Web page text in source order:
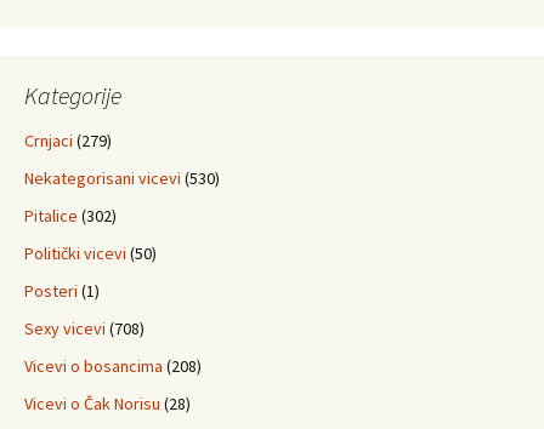
Kategorije
Crnjaci (279)
Nekategorisani vicevi (530)
Pitalice (302)
Politički vicevi (50)
Posteri (1)
Sexy vicevi (708)
Vicevi o bosancima (208)
Vicevi o Čak Norisu (28)